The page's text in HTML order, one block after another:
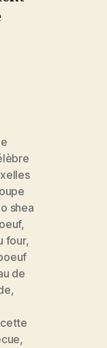
shea
,
four,
de
,
,